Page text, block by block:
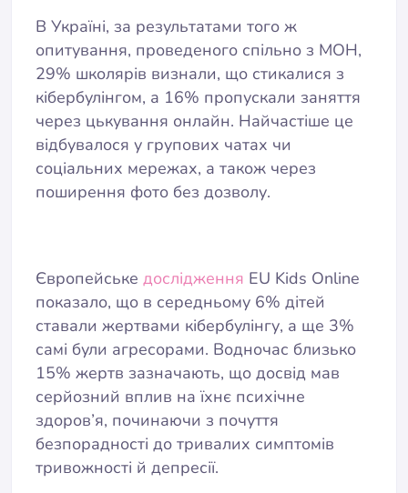
В Україні, за результатами того ж
опитування, проведеного спільно з МОН,
29% школярів визнали, що стикалися з
кібербулінгом, а 16% пропускали заняття
через цькування онлайн. Найчастіше це
відбувалося у групових чатах чи
соціальних мережах, а також через
поширення фото без дозволу.
Європейське дослідження EU Kids Online
показало, що в середньому 6% дітей
ставали жертвами кібербулінгу, а ще 3%
самі були агресорами. Водночас близько
15% жертв зазначають, що досвід мав
серйозний вплив на їхнє психічне
здоров’я, починаючи з почуття
безпорадності до тривалих симптомів
тривожності й депресії.